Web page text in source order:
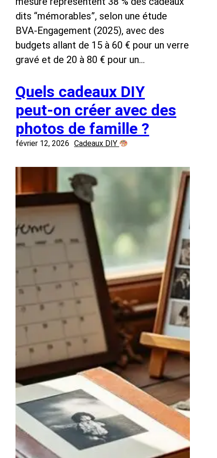
dits “mémorables”, selon une étude
BVA-Engagement (2025), avec des
budgets allant de 15 à 60 € pour un verre
gravé et de 20 à 80 € pour un…
Quels cadeaux DIY
peut‑on créer avec des
photos de famille ?
février 12, 2026 Cadeaux DIY